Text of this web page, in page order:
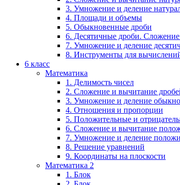
3. Умножение и деление
4. Площади и объемы
5. Обыкновенные дроби
6. Десятичные дроби.
7. Умножение и деление
8. Инструменты для
6 класс
Математика
1. Делимость чисел
2. Сложение и вычитание
3. Умножение и деление
4. Отношения и пропорции
5. Положительные и
6. Сложение и вычитание
7. Умножение и деление
8. Решение уравнений
9. Координаты на плоскости
Математика 2
1. Блок